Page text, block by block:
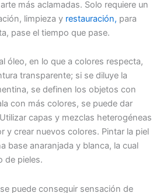
más aclamadas. Solo requiere un
limpieza y restauración, para
pase el tiempo que pase.
óleo, en lo que a colores respecta,
transparente; si se diluye la
se definen los objetos con
con más colores, se puede dar
capas y mezclas heterogéneas
y crear nuevos colores. Pintar la piel
base anaranjada y blanca, la cual
de pieles.
puede conseguir sensación de